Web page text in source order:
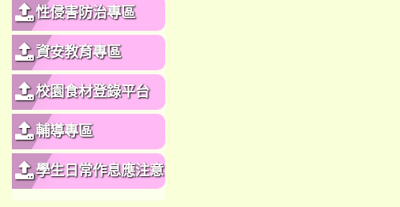
性侵害防治專區
資安教育專區
校園食材登錄平台
輔導專區
學生日常作息應注意事